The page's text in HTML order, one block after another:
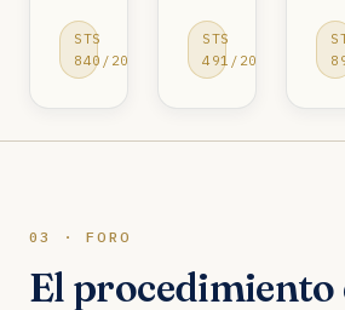
STS
840/2013
STS
491/2015
03 · FORO
El procedimiento